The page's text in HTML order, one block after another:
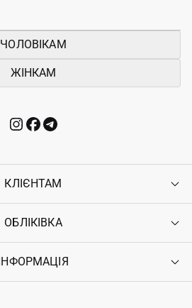
ЧОЛОВІКАМ
ЖІНКАМ
КЛІЄНТАМ
Контакти
Повернення
Гарантія
ОБЛІКІВКА
Увійти
ІНФОРМАЦІЯ